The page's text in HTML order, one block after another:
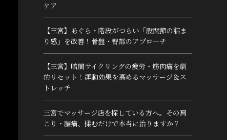
ケア
【三宮】あぐら・階段がつらい「股関節の詰ま
り感」を改善！骨盤・臀部のアプローチ
【三宮】暗闇サイクリングの疲労・筋肉痛を劇
的リセット！運動効果を高めるマッサージ＆ス
トレッチ
三宮でマッサージ店を探している方へ。その肩
こり・腰痛、揉むだけで本当に治りますか？